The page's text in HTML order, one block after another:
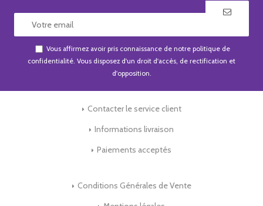
Vous affirmez avoir pris connaissance de notre politique de
confidentialité. Vous disposez d'un droit d'accès, de rectification et
d'opposition.
Contacter le service client
Informations livraison
Paiements acceptés
Conditions Générales de Vente